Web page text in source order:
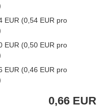
EUR (0,54 EUR pro
EUR (0,50 EUR pro
EUR (0,46 EUR pro
0,66 EUR